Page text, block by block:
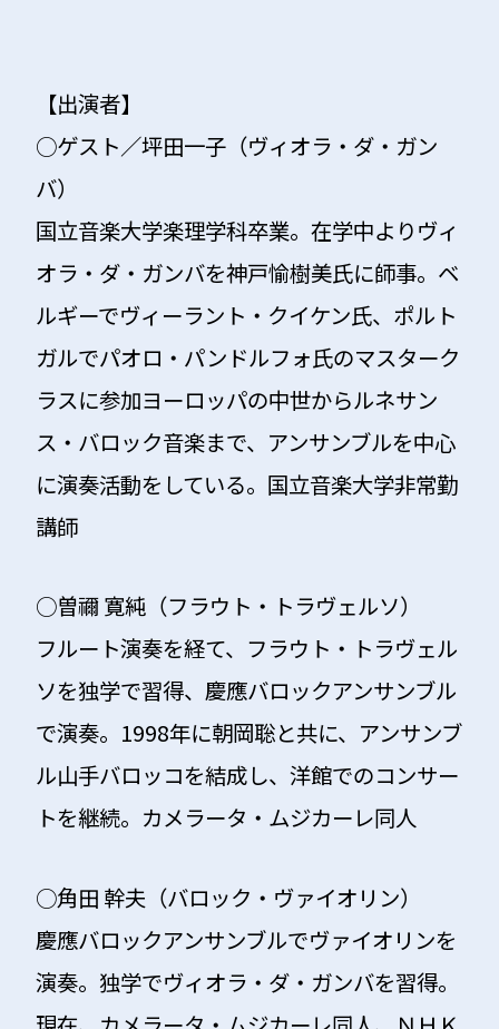
【出演者】
○ゲスト／坪田一子（ヴィオラ・ダ・ガン
バ）
国立音楽大学楽理学科卒業。在学中よりヴィ
オラ・ダ・ガンバを神戸愉樹美氏に師事。ベ
ルギーでヴィーラント・クイケン氏、ポルト
ガルでパオロ・パンドルフォ氏のマスターク
ラスに参加ヨーロッパの中世からルネサン
ス・バロック音楽まで、アンサンブルを中心
に演奏活動をしている。国立音楽大学非常勤
講師
○曽禰 寛純（フラウト・トラヴェルソ）
フルート演奏を経て、フラウト・トラヴェル
ソを独学で習得、慶應バロックアンサンブル
で演奏。1998年に朝岡聡と共に、アンサンブ
ル山手バロッコを結成し、洋館でのコンサー
トを継続。カメラータ・ムジカーレ同人
○角田 幹夫（バロック・ヴァイオリン）
慶應バロックアンサンブルでヴァイオリンを
演奏。独学でヴィオラ・ダ・ガンバを習得。